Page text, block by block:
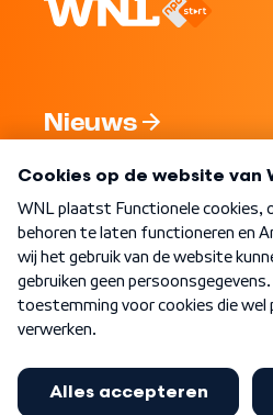
Nieuws
Nieuwsbrief
Word Lid